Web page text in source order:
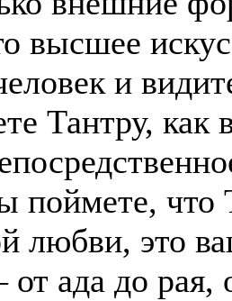
высшее
и
Тантру,
поймете, что
любви, это
ада до рая,